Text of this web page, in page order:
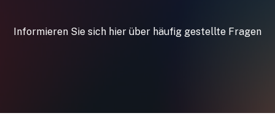
Informieren Sie sich hier über häufig gestellte Fragen